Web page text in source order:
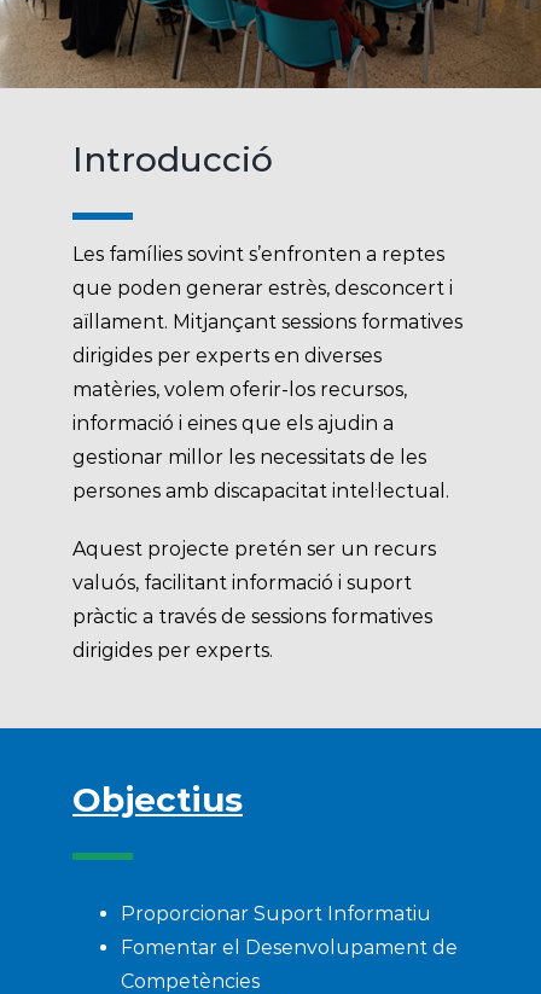
Introducció
Les famílies sovint s’enfronten a reptes
que poden generar estrès, desconcert i
aïllament. Mitjançant sessions formatives
dirigides per experts en diverses
matèries, volem oferir-los recursos,
informació i eines que els ajudin a
gestionar millor les necessitats de les
persones amb discapacitat intel·lectual.
Aquest projecte pretén ser un recurs
valuós, facilitant informació i suport
pràctic a través de sessions formatives
dirigides per experts.
Objectius
Proporcionar Suport Informatiu
Fomentar el Desenvolupament de
Competències